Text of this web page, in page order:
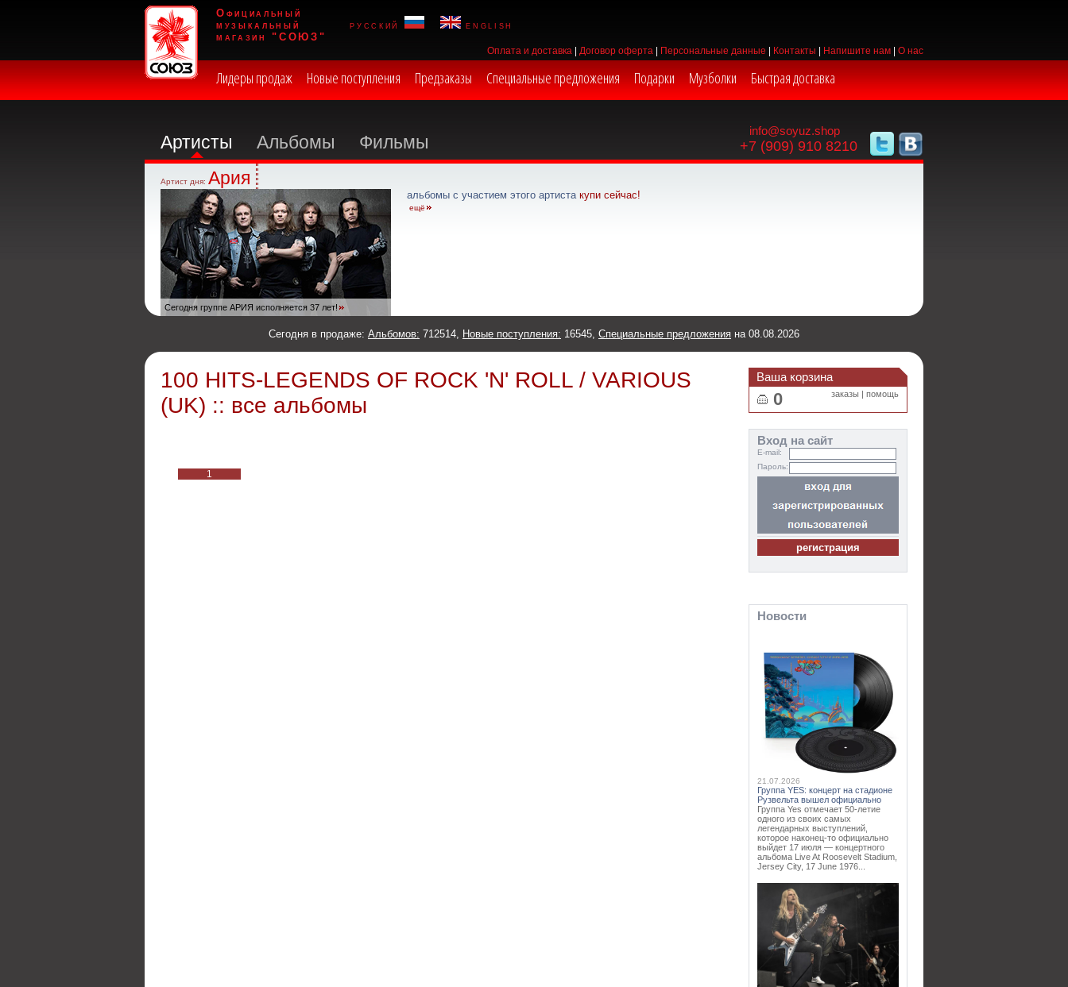
Официальный
музыкальный
магазин "СОЮЗ"
русский english
Оплата и доставка Договор оферта Персональные данные Контакты Напишите нам О нас
Лидеры продаж Новые поступления Предзаказы Специальные предложения Подарки Музболки Быстрая доставка
info@soyuz.shop
+7 (909) 910 8210
Артисты Альбомы Фильмы
Артист дня: Ария
Сегодня группе АРИЯ исполняется 37 лет!
альбомы с участием этого артиста купи сейчас!
ещё
Сегодня в продаже: Альбомов: 712514, Новые поступления: 16545, Специальные предложения на 08.08.2026
100 HITS-LEGENDS OF ROCK 'N' ROLL / VARIOUS
(UK) :: все альбомы
1
Ваша корзина
0 заказы | помощь
Вход на сайт
E-mail:
Пароль:
Новости
21.07.2026
Группа YES: концерт на стадионе
Рузвельта вышел официально
Группа Yes отмечает 50-летие
одного из своих самых
легендарных выступлений,
которое наконец-то официально
выйдет 17 июля — концертного
альбома Live At Roosevelt Stadium,
Jersey City, 17 June 1976...